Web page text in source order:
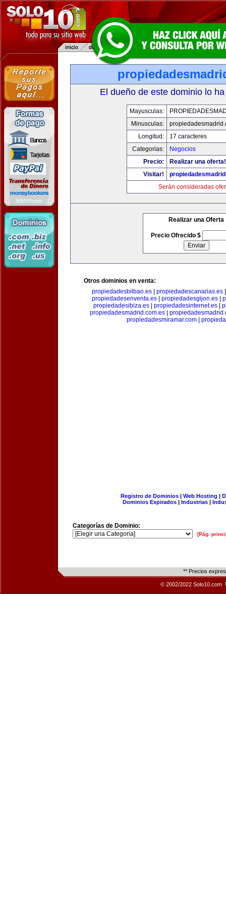
El dueño de este dominio lo
Mayusculas:
Minusculas:
Longitud:
17 caracteres
Categorias:
Negocios
Precio:
Realizar una oferta!
Visitar!
Serán consideradas
Realizar una Oferta
Precio Ofrecido $
Otros dominios en venta:
propiedadesbilbao.es| propiedadescanarias.es
propiedadesenventa.es
propiedadesgijon.es
propiedadesibiza.es
propiedadesinternet.es
propiedadesmadrid.com.es
propiedadesmiramar.com
Registro de Dominios| Web Hosting |
Dominios Expirados | Industrias |
Categorías de Dominio:
[Pág.
** Precios
© 2002/2022 Solo10.com